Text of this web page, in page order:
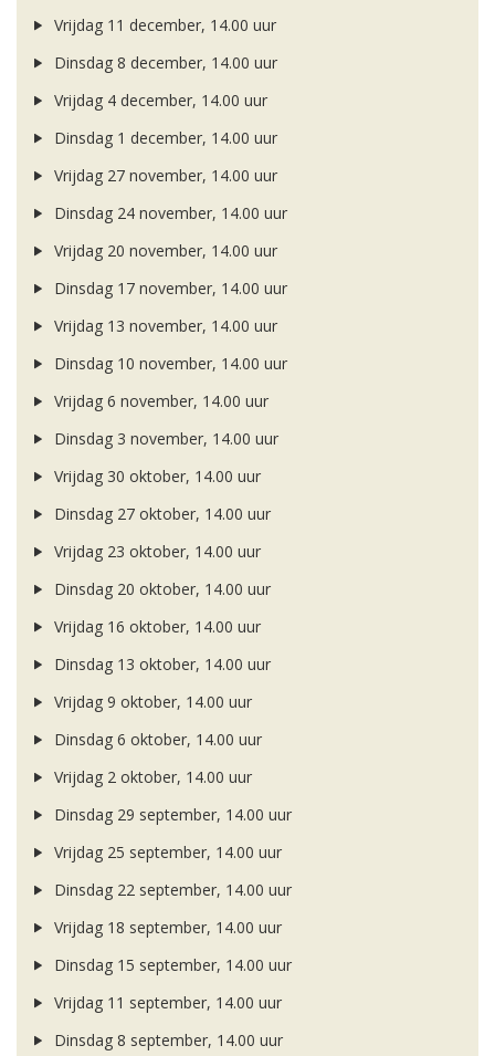
Vrijdag 11 december, 14.00 uur
Dinsdag 8 december, 14.00 uur
Vrijdag 4 december, 14.00 uur
Dinsdag 1 december, 14.00 uur
Vrijdag 27 november, 14.00 uur
Dinsdag 24 november, 14.00 uur
Vrijdag 20 november, 14.00 uur
Dinsdag 17 november, 14.00 uur
Vrijdag 13 november, 14.00 uur
Dinsdag 10 november, 14.00 uur
Vrijdag 6 november, 14.00 uur
Dinsdag 3 november, 14.00 uur
Vrijdag 30 oktober, 14.00 uur
Dinsdag 27 oktober, 14.00 uur
Vrijdag 23 oktober, 14.00 uur
Dinsdag 20 oktober, 14.00 uur
Vrijdag 16 oktober, 14.00 uur
Dinsdag 13 oktober, 14.00 uur
Vrijdag 9 oktober, 14.00 uur
Dinsdag 6 oktober, 14.00 uur
Vrijdag 2 oktober, 14.00 uur
Dinsdag 29 september, 14.00 uur
Vrijdag 25 september, 14.00 uur
Dinsdag 22 september, 14.00 uur
Vrijdag 18 september, 14.00 uur
Dinsdag 15 september, 14.00 uur
Vrijdag 11 september, 14.00 uur
Dinsdag 8 september, 14.00 uur